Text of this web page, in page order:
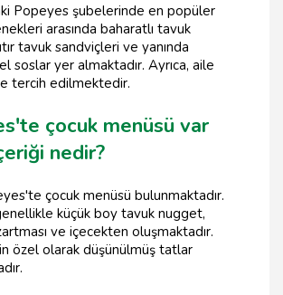
Popeyes şubelerinde en popüler
arasında baharatlı tavuk
tavuk sandviçleri ve yanında
soslar yer almaktadır. Ayrıca, aile
tercih edilmektedir.
çocuk menüsü var
nedir?
çocuk menüsü bulunmaktadır.
küçük boy tavuk nugget,
ve içecekten oluşmaktadır.
özel olarak düşünülmüş tatlar